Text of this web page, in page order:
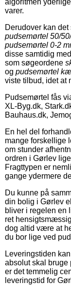
varer.
Derudover kan
pudsemørtel 50/
pudsemørtel 0-2
disse samtidig
som søgeordene
og pudsemørtel
viste tilbud, idet at
Pudsemørtel fås
XL-Byg.dk,
Bauhaus.dk,
En hel del
mange forskellige
om stunder
ordren i Gørlev
Fragttypen er
gange ydermere
Du kunne på
din bolig i Gørlev
bliver i regelen en
ret
dog altid være at
du bor lige ved
Leveringstiden
absolut skal bruge
er det temmelig
leveringstid for